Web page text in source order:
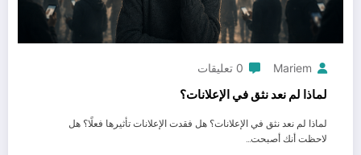
Mariem 0 تعليقات
لماذا لم نعد نثق في الإعلانات؟
لماذا لم نعد نثق في الإعلانات؟ هل فقدت الإعلانات تأثيرها فعلًا؟ هل
لاحظت أنك أصبحت…